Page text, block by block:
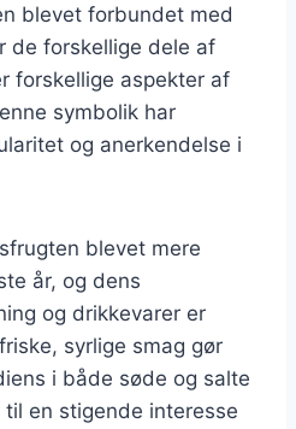
blevet forbundet med
de forskellige dele af
forskellige aspekter af
symbolik har
og anerkendelse i
blevet mere
år, og dens
og drikkevarer er
syrlige smag gør
i både søde og salte
en stigende interesse